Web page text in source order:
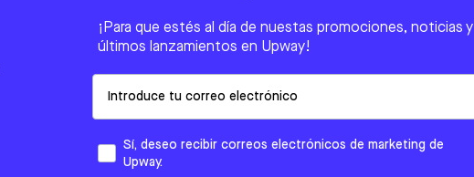
¡Para que estés al día de nuestas promociones, noticias y
últimos lanzamientos en Upway!
Sí, deseo recibir correos electrónicos de marketing de
Upway.